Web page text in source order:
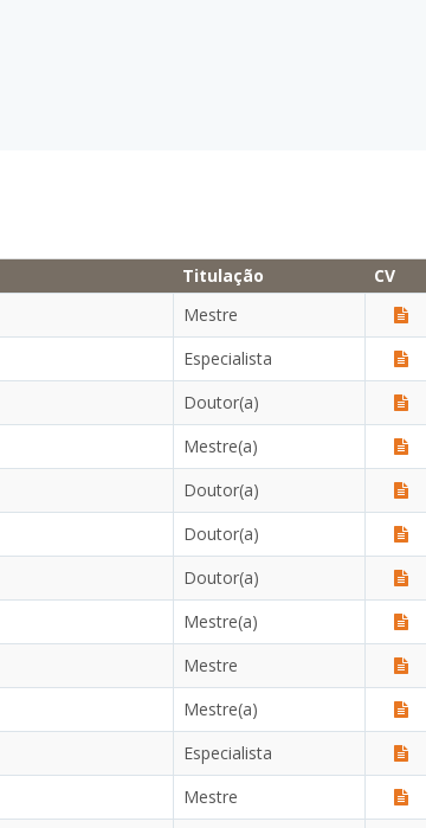
Titulação
CV
Mestre
Especialista
Doutor(a)
Mestre(a)
Doutor(a)
Doutor(a)
Doutor(a)
Mestre(a)
Mestre
Mestre(a)
Especialista
Mestre